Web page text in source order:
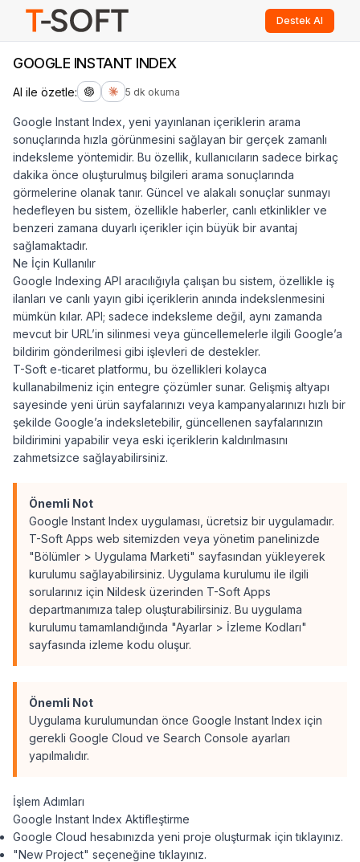
Destek Al
GOOGLE INSTANT INDEX
AI ile özetle: 5 dk okuma
Google Instant Index, yeni yayınlanan içeriklerin arama
sonuçlarında hızla görünmesini sağlayan bir gerçek zamanlı
indeksleme yöntemidir. Bu özellik, kullanıcıların sadece birkaç
dakika önce oluşturulmuş bilgileri arama sonuçlarında
görmelerine olanak tanır. Güncel ve alakalı sonuçlar sunmayı
hedefleyen bu sistem, özellikle haberler, canlı etkinlikler ve
benzeri zamana duyarlı içerikler için büyük bir avantaj
sağlamaktadır.
Ne İçin Kullanılır
Google Indexing API aracılığıyla çalışan bu sistem, özellikle iş
ilanları ve canlı yayın gibi içeriklerin anında indekslenmesini
mümkün kılar. API; sadece indeksleme değil, aynı zamanda
mevcut bir URL’in silinmesi veya güncellemelerle ilgili Google’a
bildirim gönderilmesi gibi işlevleri de destekler.
T-Soft e-ticaret platformu, bu özellikleri kolayca
kullanabilmeniz için entegre çözümler sunar. Gelişmiş altyapı
sayesinde yeni ürün sayfalarınızı veya kampanyalarınızı hızlı bir
şekilde Google’a indeksletebilir, güncellenen sayfalarınızın
bildirimini yapabilir veya eski içeriklerin kaldırılmasını
zahmetsizce sağlayabilirsiniz.
Önemli Not
Google Instant Index uygulaması, ücretsiz bir uygulamadır.
T-Soft Apps web sitemizden veya yönetim panelinizde
"Bölümler > Uygulama Marketi" sayfasından yükleyerek
kurulumu sağlayabilirsiniz. Uygulama kurulumu ile ilgili
sorularınız için Nildesk üzerinden T-Soft Apps
departmanımıza talep oluşturabilirsiniz. Bu uygulama
kurulumu tamamlandığında "Ayarlar > İzleme Kodları"
sayfasında izleme kodu oluşur.
Önemli Not
Uygulama kurulumundan önce Google Instant Index için
gerekli Google Cloud ve Search Console ayarları
yapılmalıdır.
İşlem Adımları
Google Instant Index Aktifleştirme
Google Cloud hesabınızda yeni proje oluşturmak için tıklayınız.
"New Project" seçeneğine tıklayınız.